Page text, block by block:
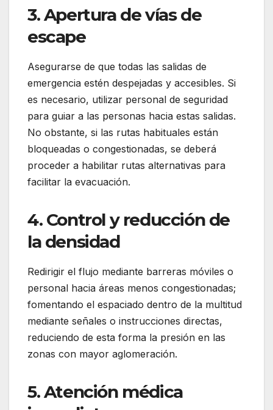
3. Apertura de vías de
escape
Asegurarse de que todas las salidas de
emergencia estén despejadas y accesibles. Si
es necesario, utilizar personal de seguridad
para guiar a las personas hacia estas salidas.
No obstante, si las rutas habituales están
bloqueadas o congestionadas, se deberá
proceder a habilitar rutas alternativas para
facilitar la evacuación.
4. Control y reducción de
la densidad
Redirigir el flujo mediante barreras móviles o
personal hacia áreas menos congestionadas;
fomentando el espaciado dentro de la multitud
mediante señales o instrucciones directas,
reduciendo de esta forma la presión en las
zonas con mayor aglomeración.
5. Atención médica